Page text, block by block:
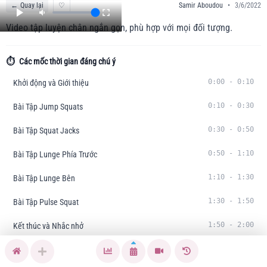
← Quay lại ♡ Samir Aboudou • 3/6/2022
Video tập luyện chân ngắn gọn, phù hợp với mọi đối tượng.
⏱️ Các mốc thời gian đáng chú ý
Khởi động và Giới thiệu 0:00 - 0:10
Bài Tập Jump Squats 0:10 - 0:30
Bài Tập Squat Jacks 0:30 - 0:50
Bài Tập Lunge Phía Trước 0:50 - 1:10
Bài Tập Lunge Bên 1:10 - 1:30
Bài Tập Pulse Squat 1:30 - 1:50
Kết thúc và Nhắc nhở 1:50 - 2:00